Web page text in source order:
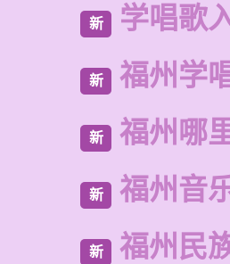
新 学唱歌
新 福州学
新 福州哪
新 福州音
新 福州民